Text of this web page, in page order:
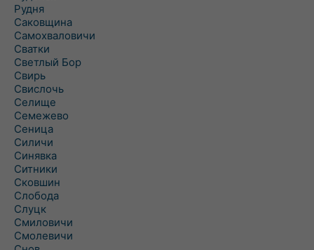
Рудня
Саковщина
Самохваловичи
Сватки
Светлый Бор
Свирь
Свислочь
Селище
Семежево
Сеница
Силичи
Синявка
Ситники
Сковшин
Слобода
Слуцк
Смиловичи
Смолевичи